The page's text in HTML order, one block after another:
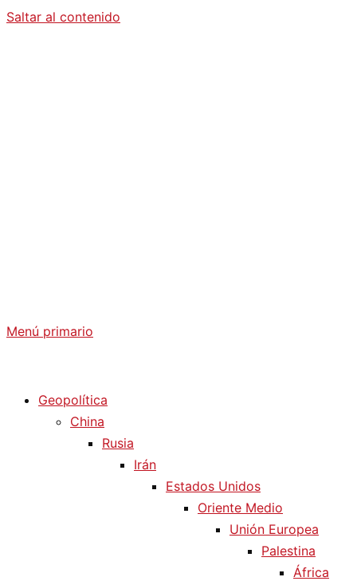
Saltar al contenido
Menú primario
Geopolítica
China
Rusia
Irán
Estados Unidos
Oriente Medio
Unión Europea
Palestina
África